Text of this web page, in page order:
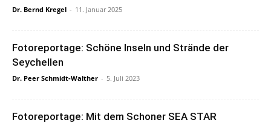
Dr. Bernd Kregel - 11. Januar 2025
Fotoreportage: Schöne Inseln und Strände der
Seychellen
Dr. Peer Schmidt-Walther - 5. Juli 2023
Fotoreportage: Mit dem Schoner SEA STAR